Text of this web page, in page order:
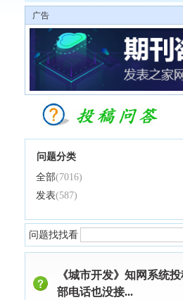
广告
问题分类
全部(7016)
发表(587)
问题找找看
《城市开发》知网系统
部电话也没接...